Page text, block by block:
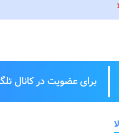
برای عضویت در کانال